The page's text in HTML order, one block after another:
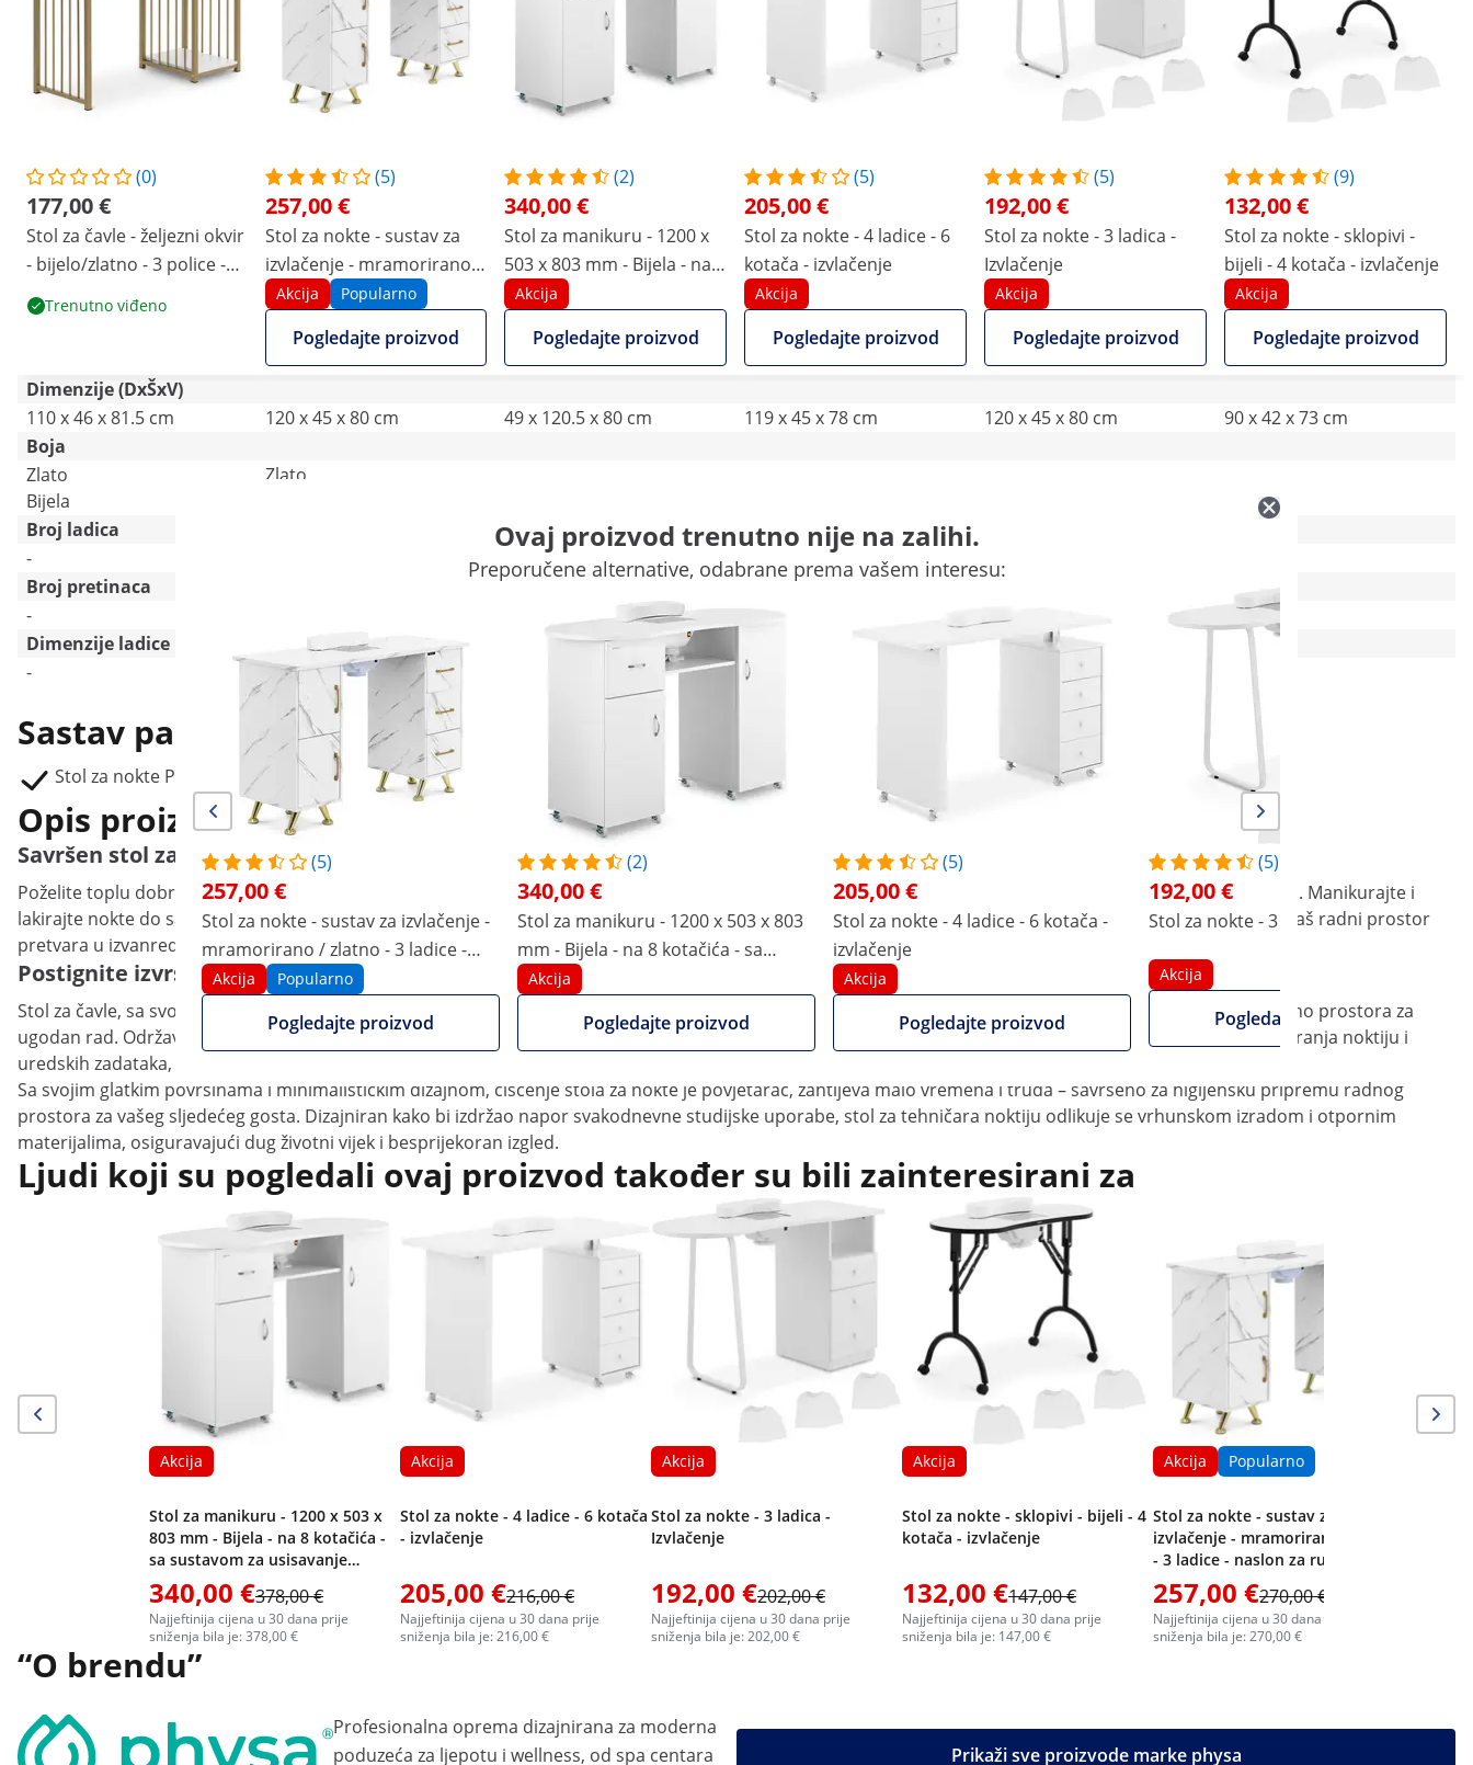
(0)
177,00 €
Stol za čavle - željezni okvir
- bijelo/zlatno - 3 police -
naslon za ruke
Trenutno viđeno
(5)
257,00 €
Stol za nokte - sustav za
izvlačenje - mramorirano /
zlatno - 3 ladice - naslon za
ruke
Akcija Popularno
Pogledajte proizvod
(2)
340,00 €
Stol za manikuru - 1200 x
503 x 803 mm - Bijela - na 8
kotačića - sa sustavom za
usisavanje prašine i
naslonom za ruke
Akcija
Pogledajte proizvod
(5)
205,00 €
Stol za nokte - 4 ladice - 6
kotača - izvlačenje
Akcija
Pogledajte proizvod
(5)
192,00 €
Stol za nokte - 3 ladica -
Izvlačenje
Akcija
Pogledajte proizvod
(9)
132,00 €
Stol za nokte - sklopivi -
bijeli - 4 kotača - izvlačenje
Akcija
Pogledajte proizvod
Dimenzije (DxŠxV)
110 x 46 x 81.5 cm
120 x 45 x 80 cm 49 x 120.5 x 80 cm 119 x 45 x 78 cm 120 x 45 x 80 cm
90 x 42 x 73 cm
Boja
Zlato
Bijela
Zlato
Broj ladica
-
Broj pretinaca
-
Dimenzije ladice [cm]
-
27 x 141
Usporedite više atributa
Sastav paketa
Stol za nokte PHY_MC09
Ovaj proizvod trenutno nije na zalihi.
Preporučene alternative, odabrane prema vašem interesu:
(5)
257,00 €
Stol za nokte - sustav za izvlačenje -
mramorirano / zlatno - 3 ladice -
naslon za ruke
Akcija Popularno
Pogledajte proizvod
(2)
340,00 €
Stol za manikuru - 1200 x 503 x 803
mm - Bijela - na 8 kotačića - sa
sustavom za usisavanje prašine i
naslonom za ruke
Akcija
Pogledajte proizvod
(5)
205,00 €
Stol za nokte - 4 ladice - 6 kotača -
izvlačenje
Akcija
Pogledajte proizvod
(5)
192,00 €
Stol za nokte - 3 ladica - Izvlačenje
Akcija
Pogledajte proizvod
Opis proizvoda
Savršen stol za čavle s upečatljivim željeznim okvirom
Poželite toplu dobrodošlicu klijenteli u svom studiju za nokte, spa centru ili kozmetičkom salonu s profesionalnim i elegantnim stolom za nokte tvrtke physa. Manikurajte i
lakirajte nokte do savršenstva na velikoj radnoj površini. Privlačan željezni okvir spaja ploču stola, dodatnu površinu ispod i 2 police, stvarajući cjelinu koja vaš radni prostor
pretvara u izvanrednu značajku. Uključeni naslon za ruke osigurava vrhunsku udobnost tijekom manikure.
Postignite izvrsnost u zdravlju i ljepoti uz physa stol za manikuru
Stol za čavle, sa svojim bijelim tijelom i zlatnim željeznim okvirom, može se pohvaliti elegantnim dizajnom koji privlači pažnju. Velika ploča stola pruža dovoljno prostora za
ugodan rad. Održavajte dojam urednosti i higijene u svakom trenutku tako što ćete najvažnije posuđe spremiti na 3 police. Od klasične manikure do modeliranja noktiju i
uredskih zadataka, stol za nokte pokazao se svestranim u primjeni.
Sa svojim glatkim površinama i minimalističkim dizajnom, čišćenje stola za nokte je povjetarac, zahtijeva malo vremena i truda – savršeno za higijensku pripremu radnog
prostora za vašeg sljedećeg gosta. Dizajniran kako bi izdržao napor svakodnevne studijske uporabe, stol za tehničara noktiju odlikuje se vrhunskom izradom i otpornim
materijalima, osiguravajući dug životni vijek i besprijekoran izgled.
Ljudi koji su pogledali ovaj proizvod također su bili zainteresirani za
Akcija
Stol za manikuru - 1200 x 503 x
803 mm - Bijela - na 8 kotačića -
sa sustavom za usisavanje
prašine i naslonom za ruke
340,00 €378,00 €
Najjeftinija cijena u 30 dana prije
sniženja bila je: 378,00 €
Akcija
Stol za nokte - 4 ladice - 6 kotača
- izvlačenje
205,00 €216,00 €
Najjeftinija cijena u 30 dana prije
sniženja bila je: 216,00 €
Akcija
Stol za nokte - 3 ladica -
Izvlačenje
192,00 €202,00 €
Najjeftinija cijena u 30 dana prije
sniženja bila je: 202,00 €
Akcija
Stol za nokte - sklopivi - bijeli - 4
kotača - izvlačenje
132,00 €147,00 €
Najjeftinija cijena u 30 dana prije
sniženja bila je: 147,00 €
Akcija Popularno
Stol za nokte - sustav za
izvlačenje - mramorirano / zlatno
- 3 ladice - naslon za ruke
257,00 €270,00 €
Najjeftinija cijena u 30 dana prije
sniženja bila je: 270,00 €
“O brendu”
Profesionalna oprema dizajnirana za moderna
poduzeća za ljepotu i wellness, od spa centara
Prikaži sve proizvode marke physa